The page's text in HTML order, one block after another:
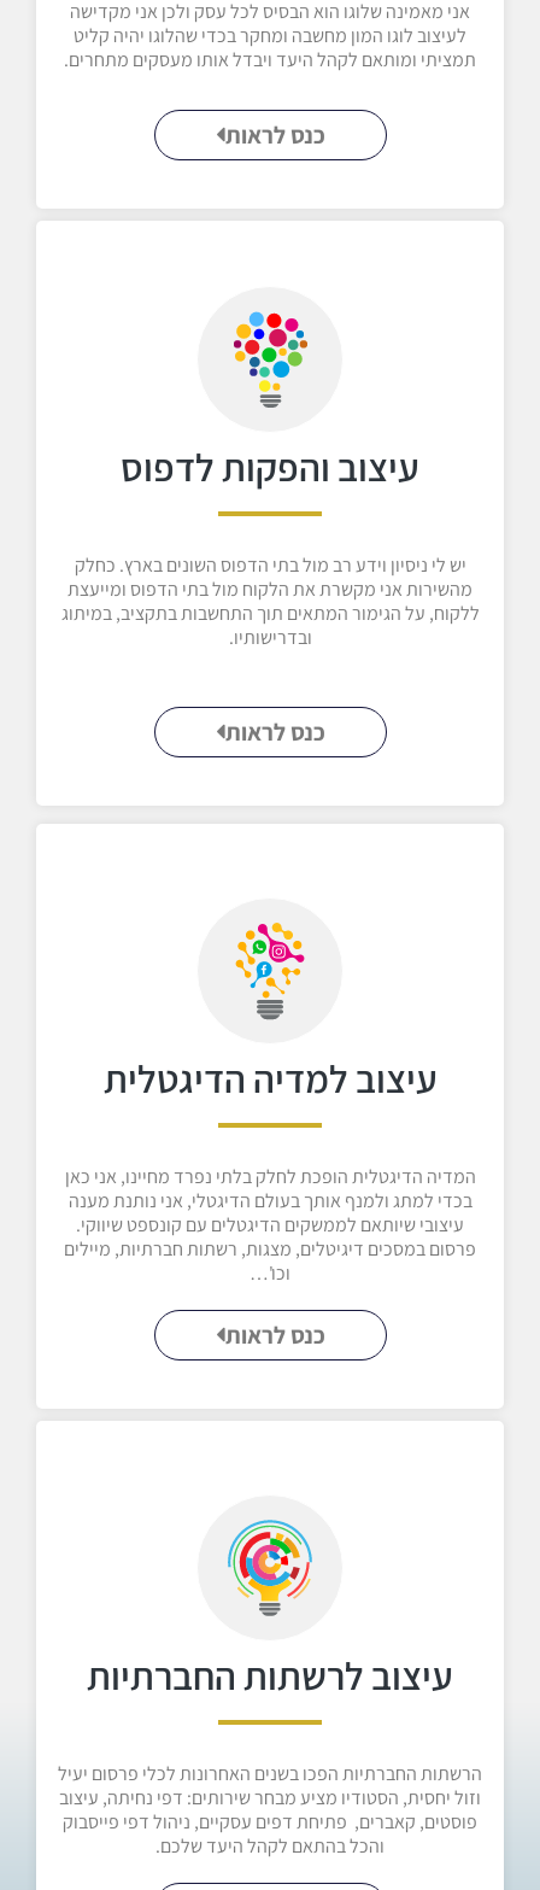
אני מאמינה שלוגו הוא הבסיס לכל עסק ולכן אני מקדישה
לעיצוב לוגו המון מחשבה ומחקר בכדי שהלוגו יהיה קליט
תמציתי ומותאם לקהל היעד ויבדל אותו מעסקים מתחרים.
כנס לראות
עיצוב והפקות לדפוס
יש לי ניסיון וידע רב מול בתי הדפוס השונים בארץ. כחלק
מהשירות אני מקשרת את הלקוח מול בתי הדפוס ומייעצת
ללקוח, על הגימור המתאים תוך התחשבות בתקציב, במיתוג
ובדרישותיו.
כנס לראות
עיצוב למדיה הדיגטלית
המדיה הדיגטלית הופכת לחלק בלתי נפרד מחיינו, אני כאן
בכדי למתג ולמנף אותך בעולם הדיגטלי, אני נותנת מענה
עיצובי שיותאם לממשקים הדיגטלים עם קונספט שיווקי.
פרסום במסכים דיגיטלים, מצגות, רשתות חברתיות, מיילים
וכו'…
כנס לראות
עיצוב לרשתות החברתיות
הרשתות החברתיות הפכו בשנים האחרונות לכלי פרסום יעיל
וזול יחסית, הסטודיו מציע מבחר שירותים: דפי נחיתה, עיצוב
פוסטים, קאברים, פתיחת דפים עסקיים, ניהול דפי פייסבוק
והכל בהתאם לקהל היעד שלכם.